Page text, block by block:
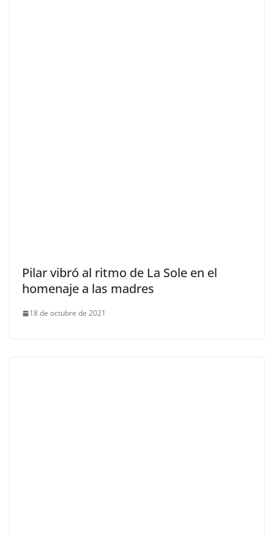
Pilar vibró al ritmo de La Sole en el
homenaje a las madres
18 de octubre de 2021